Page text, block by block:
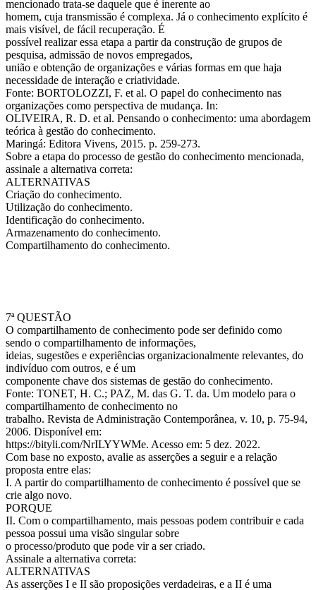
mencionado trata-se daquele que é inerente ao
homem, cuja transmissão é complexa. Já o conhecimento explícito é
mais visível, de fácil recuperação. É
possível realizar essa etapa a partir da construção de grupos de
pesquisa, admissão de novos empregados,
união e obtenção de organizações e várias formas em que haja
necessidade de interação e criatividade.
Fonte: BORTOLOZZI, F. et al. O papel do conhecimento nas
organizações como perspectiva de mudança. In:
OLIVEIRA, R. D. et al. Pensando o conhecimento: uma abordagem
teórica à gestão do conhecimento.
Maringá: Editora Vivens, 2015. p. 259-273.
Sobre a etapa do processo de gestão do conhecimento mencionada,
assinale a alternativa correta:
ALTERNATIVAS
Criação do conhecimento.
Utilização do conhecimento.
Identificação do conhecimento.
Armazenamento do conhecimento.
Compartilhamento do conhecimento.
7ª QUESTÃO
O compartilhamento de conhecimento pode ser definido como
sendo o compartilhamento de informações,
ideias, sugestões e experiências organizacionalmente relevantes, do
indivíduo com outros, e é um
componente chave dos sistemas de gestão do conhecimento.
Fonte: TONET, H. C.; PAZ, M. das G. T. da. Um modelo para o
compartilhamento de conhecimento no
trabalho. Revista de Administração Contemporânea, v. 10, p. 75-94,
2006. Disponível em:
https://bityli.com/NrILYYWMe. Acesso em: 5 dez. 2022.
Com base no exposto, avalie as asserções a seguir e a relação
proposta entre elas:
I. A partir do compartilhamento de conhecimento é possível que se
crie algo novo.
PORQUE
II. Com o compartilhamento, mais pessoas podem contribuir e cada
pessoa possui uma visão singular sobre
o processo/produto que pode vir a ser criado.
Assinale a alternativa correta:
ALTERNATIVAS
As asserções I e II são proposições verdadeiras, e a II é uma